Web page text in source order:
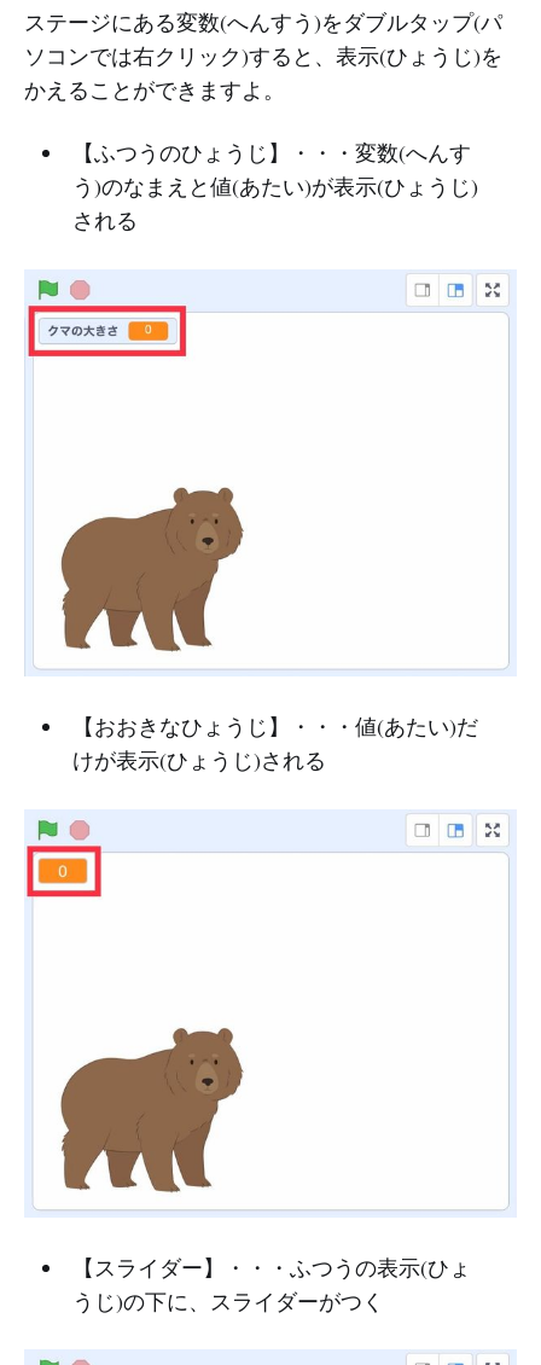
ステージにある変数(へんすう)をダブルタップ(パ
ソコンでは右クリック)すると、表示(ひょうじ)を
かえることができますよ。
【ふつうのひょうじ】・・・変数(へんす
う)のなまえと値(あたい)が表示(ひょうじ)
される
【おおきなひょうじ】・・・値(あたい)だ
けが表示(ひょうじ)される
【スライダー】・・・ふつうの表示(ひょ
うじ)の下に、スライダーがつく